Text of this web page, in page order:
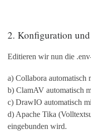
2. Konfiguration
Editieren wir nun die
a) Collabora automatisch
b) ClamAV automatisch
c) DrawIO automatisch
d) Apache Tika
eingebunden wird.